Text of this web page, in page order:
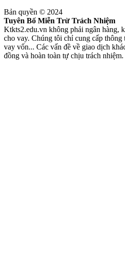
Bản quyền © 2024
Tuyên Bố Miễn Trừ Trách Nhiệm
Ktkts2.edu.vn không phải ngân hàng,
cho vay. Chúng tôi chỉ cung cấp thông
vay vốn... Các vấn đề về giao dịch
đồng và hoàn toàn tự chịu trách nhiệm.